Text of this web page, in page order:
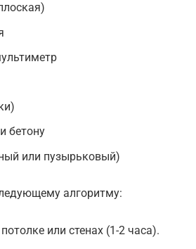
бетону
или пузырьковый)
алгоритму:
или стенах (1-2 часа).